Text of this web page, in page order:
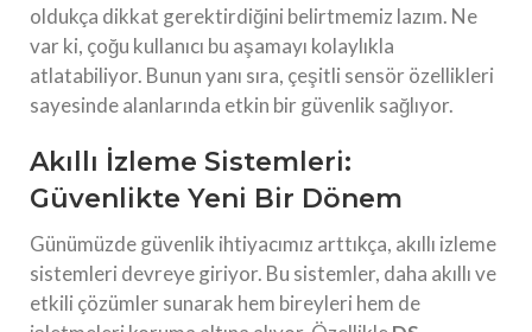
oldukça dikkat gerektirdiğini belirtmemiz lazım. Ne
var ki, çoğu kullanıcı bu aşamayı kolaylıkla
atlatabiliyor. Bunun yanı sıra, çeşitli sensör özellikleri
sayesinde alanlarında etkin bir güvenlik sağlıyor.
Akıllı İzleme Sistemleri:
Güvenlikte Yeni Bir Dönem
Günümüzde güvenlik ihtiyacımız arttıkça, akıllı izleme
sistemleri devreye giriyor. Bu sistemler, daha akıllı ve
etkili çözümler sunarak hem bireyleri hem de